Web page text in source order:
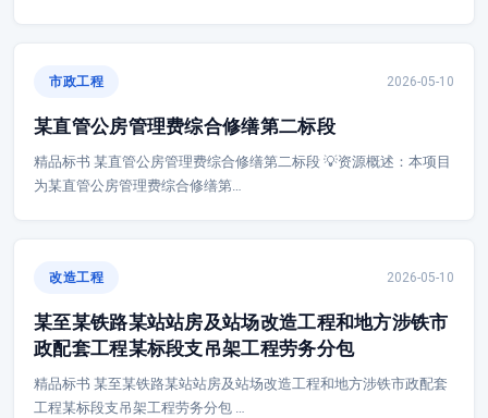
市政工程 2026-05-10
某直管公房管理费综合修缮第二标段
精品标书 某直管公房管理费综合修缮第二标段 💡资源概述：本项目
为某直管公房管理费综合修缮第…
改造工程 2026-05-10
某至某铁路某站站房及站场改造工程和地方涉铁市
政配套工程某标段支吊架工程劳务分包
精品标书 某至某铁路某站站房及站场改造工程和地方涉铁市政配套
工程某标段支吊架工程劳务分包 …